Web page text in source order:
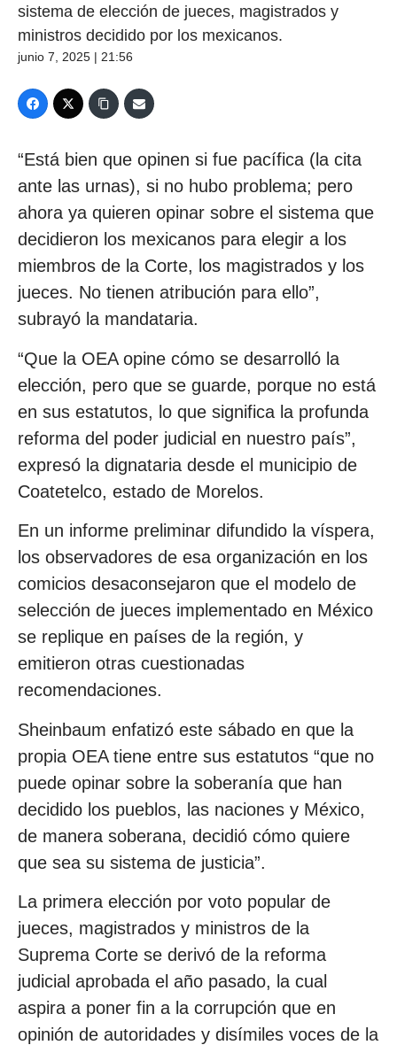
sistema de elección de jueces, magistrados y
ministros decidido por los mexicanos.
junio 7, 2025 | 21:56
“Está bien que opinen si fue pacífica (la cita
ante las urnas), si no hubo problema; pero
ahora ya quieren opinar sobre el sistema que
decidieron los mexicanos para elegir a los
miembros de la Corte, los magistrados y los
jueces. No tienen atribución para ello”,
subrayó la mandataria.
“Que la OEA opine cómo se desarrolló la
elección, pero que se guarde, porque no está
en sus estatutos, lo que significa la profunda
reforma del poder judicial en nuestro país”,
expresó la dignataria desde el municipio de
Coatetelco, estado de Morelos.
En un informe preliminar difundido la víspera,
los observadores de esa organización en los
comicios desaconsejaron que el modelo de
selección de jueces implementado en México
se replique en países de la región, y
emitieron otras cuestionadas
recomendaciones.
Sheinbaum enfatizó este sábado en que la
propia OEA tiene entre sus estatutos “que no
puede opinar sobre la soberanía que han
decidido los pueblos, las naciones y México,
de manera soberana, decidió cómo quiere
que sea su sistema de justicia”.
La primera elección por voto popular de
jueces, magistrados y ministros de la
Suprema Corte se derivó de la reforma
judicial aprobada el año pasado, la cual
aspira a poner fin a la corrupción que en
opinión de autoridades y disímiles voces de la